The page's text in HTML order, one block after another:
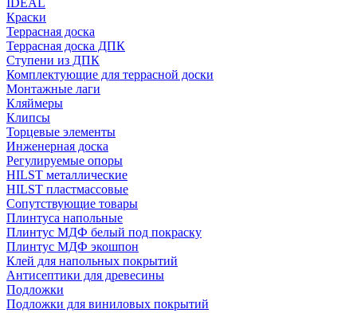
IDEAL
Краски
Террасная доска
Террасная доска ДПК
Ступени из ДПК
Комплектующие для террасной доски
Монтажные лаги
Кляймеры
Клипсы
Торцевые элементы
Инженерная доска
Регулируемые опоры
HILST металлические
HILST пластмассовые
Сопутствующие товары
Плинтуса напольные
Плинтус МДФ белый под покраску
Плинтус МДФ экошпон
Клей для напольных покрытий
Антисептики для древесины
Подложки
Подложки для виниловых покрытий